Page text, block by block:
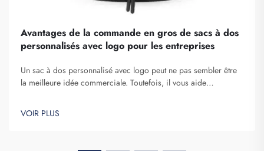
Avantages de la commande en gros de sacs à dos
personnalisés avec logo pour les entreprises
Un sac à dos personnalisé avec logo peut ne pas sembler être
la meilleure idée commerciale. Toutefois, il vous aide
une entreprise qui passe des commandes en gros de ces
articles afin de renforcer la notoriété de la marque. Vous savez,
VOIR PLUS